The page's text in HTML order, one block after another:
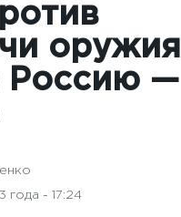
оружия
Россию —
года - 17:24